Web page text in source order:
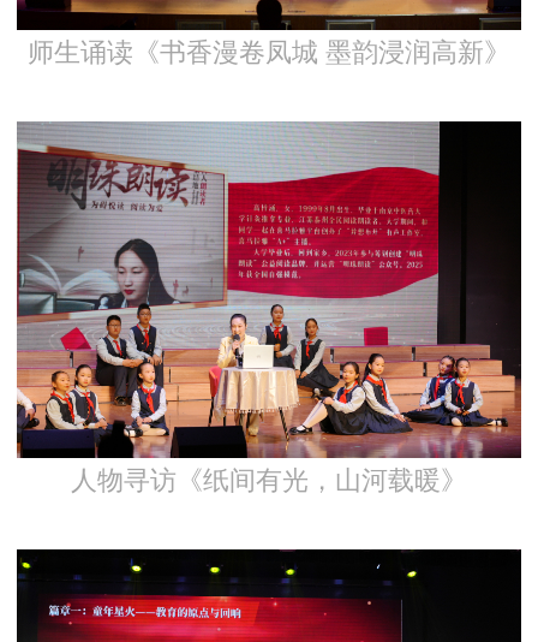
师生诵读《书香漫卷凤城 墨韵浸润高新》
人物寻访《纸间有光，山河载暖》